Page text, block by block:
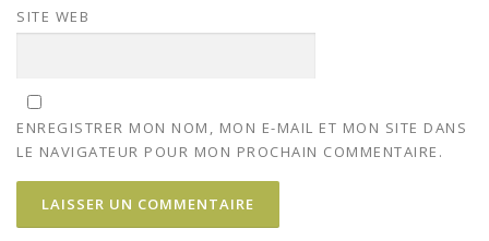
SITE WEB
ENREGISTRER MON NOM, MON E-MAIL ET MON SITE DANS
LE NAVIGATEUR POUR MON PROCHAIN COMMENTAIRE.